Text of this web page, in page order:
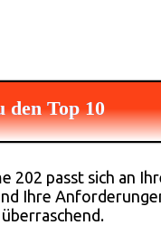
Top 10
202 passt sich an
Ihre